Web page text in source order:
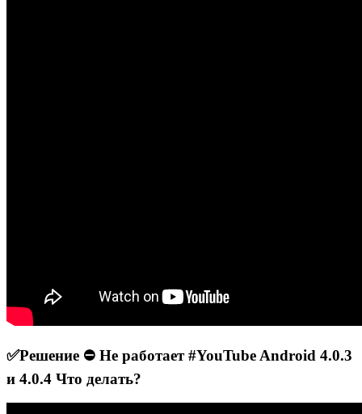
✅Решение ⛔ Не работает #YouTube Android 4.0.3
и 4.0.4 Что делать?